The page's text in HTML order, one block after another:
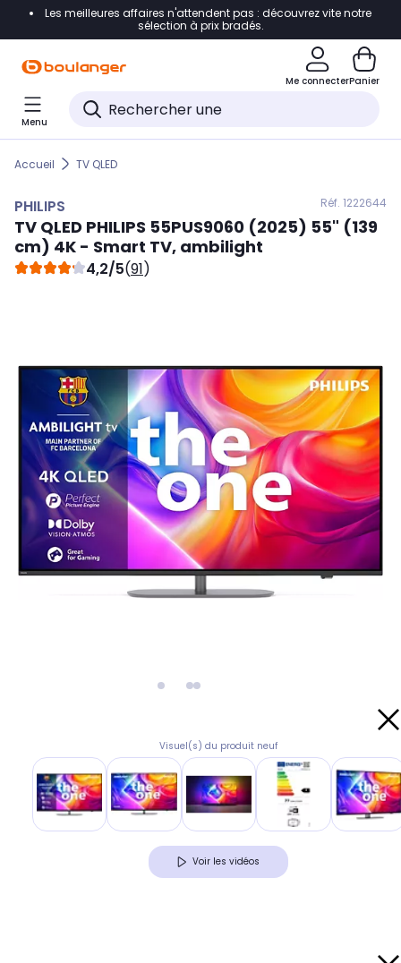
Accéder directement à la navigation
Accéder directement au pied de page
Accéder directement au chatbot
Les meilleures affaires n'attendent pas : découvrez vite notre
sélection à prix bradés.
Me connecterPanier
Menu
Accueil TV QLED
PHILIPS Réf. 1222644
TV QLED PHILIPS 55PUS9060 (2025) 55" (139
cm) 4K - Smart TV, ambilight
4,2/5(91)
Visuel(s) du produit neuf
Voir les vidéos